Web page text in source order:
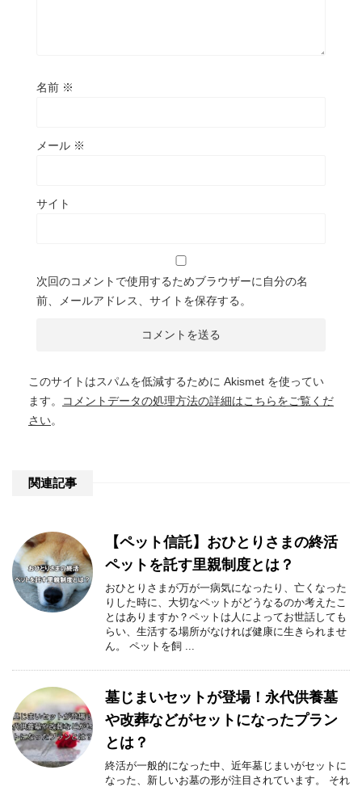
名前 ※
メール ※
サイト
次回のコメントで使用するためブラウザーに自分の名
前、メールアドレス、サイトを保存する。
このサイトはスパムを低減するために Akismet を使ってい
ます。
コメントデータの処理方法の詳細はこちらをご覧くだ
さい。
関連記事
【ペット信託】おひとりさまの終活
ペットを託す里親制度とは？
おひとりさまが万が一病気になったり、亡くなった
りした時に、大切なペットがどうなるのか考えたこ
とはありますか？ペットは人によってお世話しても
らい、生活する場所がなければ健康に生きられませ
ん。 ペットを飼 ...
墓じまいセットが登場！永代供養墓
や改葬などがセットになったプラン
とは？
終活が一般的になった中、近年墓じまいがセットに
なった、新しいお墓の形が注目されています。 それ